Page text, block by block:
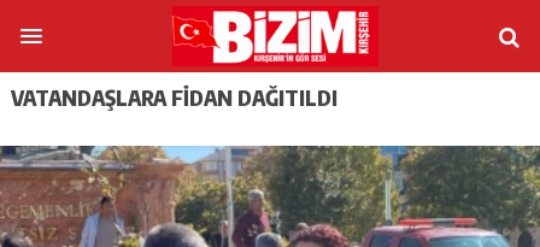
VATANDAŞLARA FİDAN DAĞITILDI